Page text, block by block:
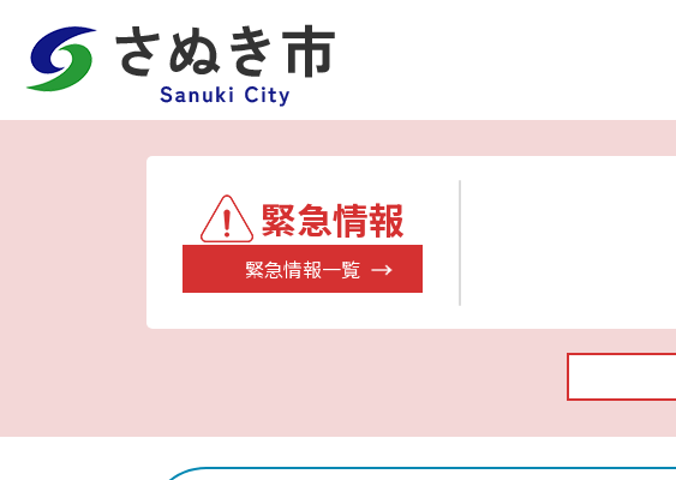
緊急情報
緊急情報一覧